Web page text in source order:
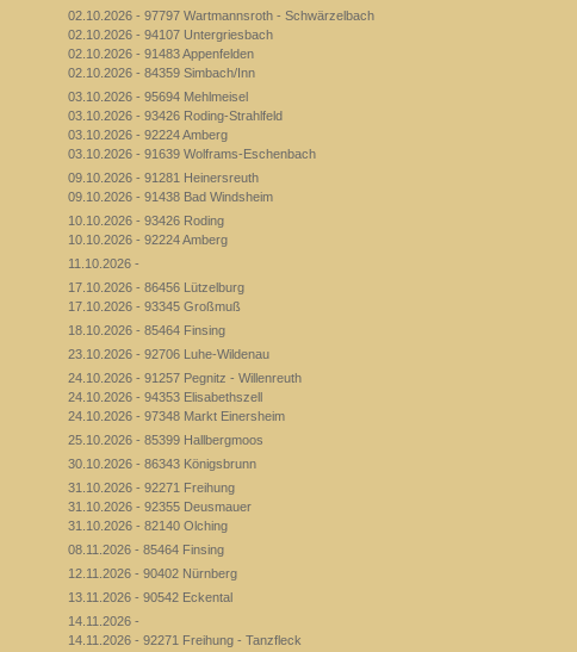
02.10.2026 - 97797 Wartmannsroth - Schwärzelbach
02.10.2026 - 94107 Untergriesbach
02.10.2026 - 91483 Appenfelden
02.10.2026 - 84359 Simbach/Inn
03.10.2026 - 95694 Mehlmeisel
03.10.2026 - 93426 Roding-Strahlfeld
03.10.2026 - 92224 Amberg
03.10.2026 - 91639 Wolframs-Eschenbach
09.10.2026 - 91281 Heinersreuth
09.10.2026 - 91438 Bad Windsheim
10.10.2026 - 93426 Roding
10.10.2026 - 92224 Amberg
11.10.2026 -
17.10.2026 - 86456 Lützelburg
17.10.2026 - 93345 Großmuß
18.10.2026 - 85464 Finsing
23.10.2026 - 92706 Luhe-Wildenau
24.10.2026 - 91257 Pegnitz - Willenreuth
24.10.2026 - 94353 Elisabethszell
24.10.2026 - 97348 Markt Einersheim
25.10.2026 - 85399 Hallbergmoos
30.10.2026 - 86343 Königsbrunn
31.10.2026 - 92271 Freihung
31.10.2026 - 92355 Deusmauer
31.10.2026 - 82140 Olching
08.11.2026 - 85464 Finsing
12.11.2026 - 90402 Nürnberg
13.11.2026 - 90542 Eckental
14.11.2026 -
14.11.2026 - 92271 Freihung - Tanzfleck